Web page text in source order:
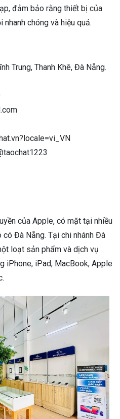
đảm bảo rằng thiết bị của
chóng và hiệu quả.
Trung, Thanh Khê, Đà Nẵng.
của Apple, có mặt tại nhiều
Đà Nẵng. Tại chi nhánh Đà
loạt sản phẩm và dịch vụ
iPhone, iPad, MacBook, Apple